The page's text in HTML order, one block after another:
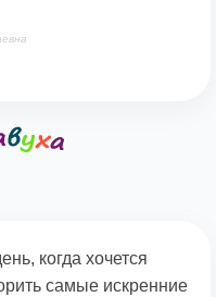
когда хочется
самые искренние